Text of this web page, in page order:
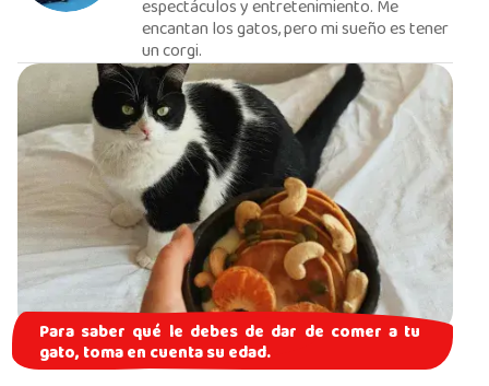
espectáculos y entretenimiento. Me
encantan los gatos, pero mi sueño es tener
un corgi.
Para saber qué le debes de dar de comer a tu
gato, toma en cuenta su edad.